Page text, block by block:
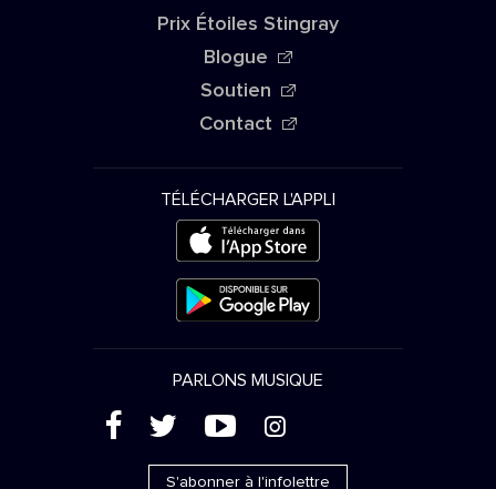
Prix Étoiles Stingray
Blogue
Soutien
Contact
TÉLÉCHARGER L'APPLI
PARLONS MUSIQUE
( ' + &
S'abonner à l'infolettre